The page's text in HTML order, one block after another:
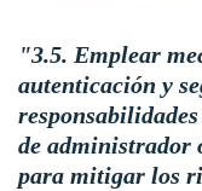
"3.5. Emplear
autenticación y
de administrador
para mitigar los